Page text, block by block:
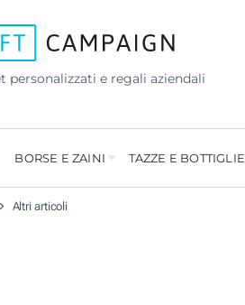
personalizzati e regali aziendali
BORSE E ZAINI TAZZE E BOTTIGLIE
Altri articoli